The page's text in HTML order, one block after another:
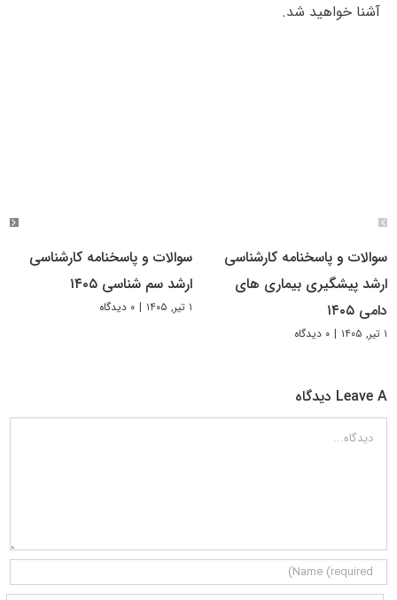
آشنا خواهید شد.
سوالات و پاسخنامه کارشناسی
ارشد پیشگیری بیماری های
دامی ۱۴۰۵
۱ تیر, ۱۴۰۵ | ۰ دیدگاه
سوالات و پاسخنامه کارشناسی
ارشد سم شناسی ۱۴۰۵
۱ تیر, ۱۴۰۵ | ۰ دیدگاه
Leave A دیدگاه
دیدگاه